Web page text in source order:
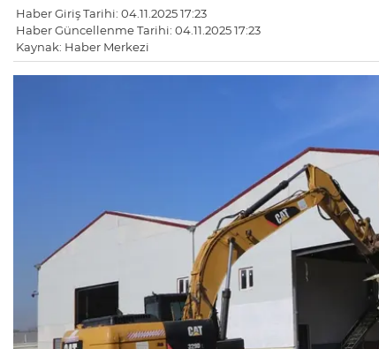
Haber Giriş Tarihi: 04.11.2025 17:23
Haber Güncellenme Tarihi: 04.11.2025 17:23
Kaynak: Haber Merkezi